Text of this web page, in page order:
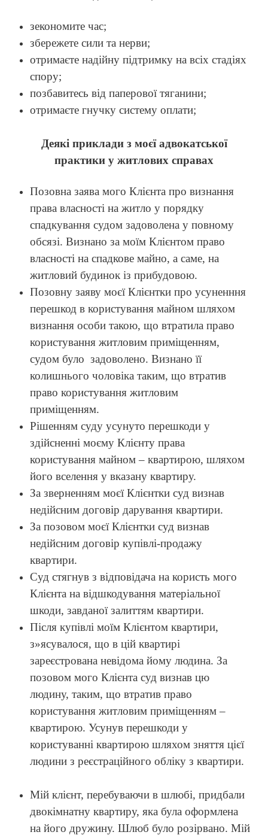
зекономите час;
збережете сили та нерви;
отримаєте надійну підтримку на всіх стадіях
спору;
позбавитесь від паперової тяганини;
отримаєте гнучку систему оплати;
Деякі приклади з моєї адвокатської
практики у житлових справах
Позовна заява мого Клієнта про визнання
права власності на житло у порядку
спадкування судом задоволена у повному
обсязі. Визнано за моїм Клієнтом право
власності на спадкове майно, а саме, на
житловий будинок із прибудовою.
Позовну заяву моєї Клієнтки про усуненння
перешкод в користування майном шляхом
визнання особи такою, що втратила право
користування житловим приміщенням,
судом було задоволено. Визнано її
колишнього чоловіка таким, що втратив
право користування житловим
приміщенням.
Рішенням суду усунуто перешкоди у
здійсненні моєму Клієнту права
користування майном – квартирою, шляхом
його вселення у вказану квартиру.
За зверненням моєї Клієнтки суд визнав
недійсним договір дарування квартири.
За позовом моєї Клієнтки суд визнав
недійсним договір купівлі-продажу
квартири.
Суд стягнув з відповідача на користь мого
Клієнта на відшкодування матеріальної
шкоди, завданої залиттям квартири.
Після купівлі моїм Клієнтом квартири,
з»ясувалося, що в цій квартирі
зареєстрована невідома йому людина. За
позовом мого Клієнта суд визнав цю
людину, таким, що втратив право
користування житловим приміщенням –
квартирою. Усунув перешкоди у
користуванні квартирою шляхом зняття цієї
людини з реєстраційного обліку з квартири.
Мій клієнт, перебуваючи в шлюбі, придбали
двокімнатну квартиру, яка була оформлена
на його дружину. Шлюб було розірвано. Мій